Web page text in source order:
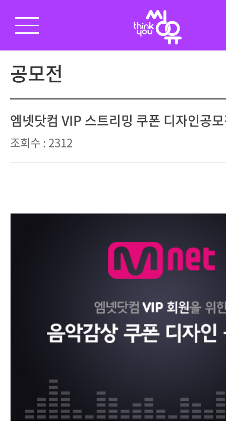
공모전
엠넷닷컴 VIP 스트리밍 쿠폰 디자인공
조회수 : 2312